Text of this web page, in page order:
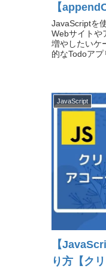
【
JavaScriptを
Webサイトや
増やしたいケ
的なTodoアプ
JavaScript
【
り方【ク